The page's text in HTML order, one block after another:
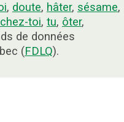
, doute, hâter, sésame,
chez-toi, tu, ôter,
de données
(FDLQ).